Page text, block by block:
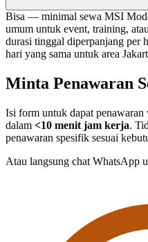
Bisa — minimal sewa MSI
umum untuk event, training,
durasi tinggal diperpanjang per
hari yang sama untuk area
Minta Penawaran
Isi form untuk dapat
dalam <10 menit jam kerja.
penawaran spesifik sesuai
Atau langsung chat WhatsApp